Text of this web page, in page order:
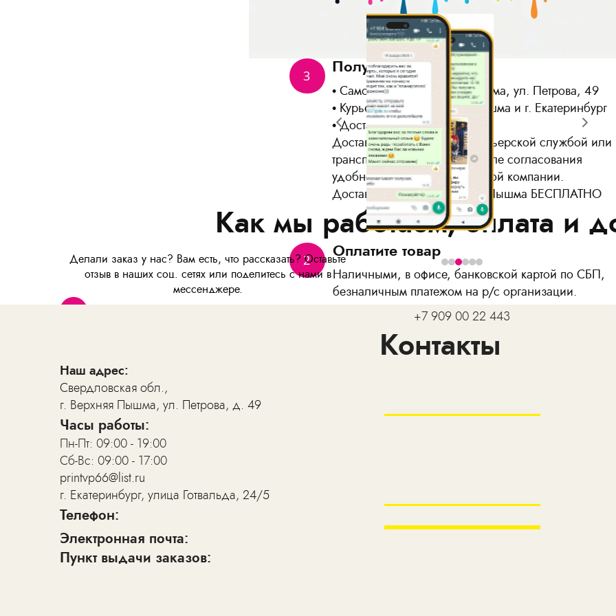
3 Получите Ваш заказ
Самовывоз: г. Верхняя Пышма, ул. Петрова, 49
Курьером по г. Верхняя Пышма и г. Екатеринбург
Доставка по России
Доставка осуществляется курьерской службой или
транспортной компанией после согласования
удобной для Вас транспортной компании.
Доставка до ТК в г. Верхняя Пышма БЕСПЛАТНО
Как мы работаем, оплата и
2 Оплатите товар
Наличными, в офисе, банковской картой по СБП,
безналичным платежом на р/с организации.
Делали заказ у нас? Вам есть, что рассказать? Оставьте
отзыв в наших соц. сетях или поделитесь с нами в
мессенджере.
Отзывы о нас
+7 909 00 22 443
Контакты
Наш адрес:
Свердловская обл.,
г. Верхняя Пышма, ул. Петрова, д. 49
Часы работы:
Пн-Пт: 09:00 - 19:00
Сб-Вс: 09:00 - 17:00
printvp66@list.ru
г. Екатеринбург, улица Готвальда, 24/5
Телефон:
Электронная почта:
Пункт выдачи заказов: